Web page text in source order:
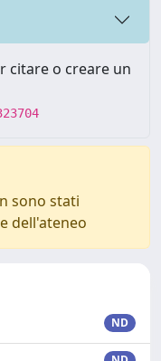
citare o creare un
sono stati
dell'ateneo
ND